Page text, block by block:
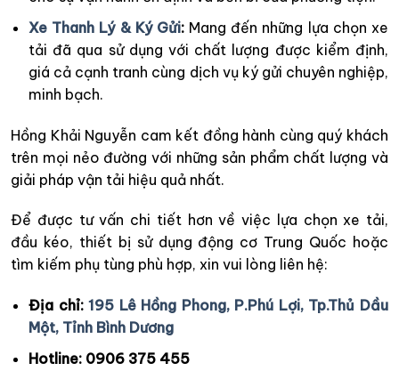
Xe Thanh Lý & Ký Gửi:Mang đến những lựa chọn xe
tải đã qua sử dụng với chất lượng được kiểm định,
giá cả cạnh tranh cùng dịch vụ ký gửi chuyên nghiệp,
minh bạch.
Hồng Khải Nguyễn cam kết đồng hành cùng quý khách
trên mọi nẻo đường với những sản phẩm chất lượng và
giải pháp vận tải hiệu quả nhất.
Để được tư vấn chi tiết hơn về việc lựa chọn xe tải,
đầu kéo, thiết bị sử dụng động cơ Trung Quốc hoặc
tìm kiếm phụ tùng phù hợp, xin vui lòng liên hệ:
Địa chỉ: 195 Lê Hồng Phong, P.Phú Lợi, Tp.Thủ Dầu
Một, Tỉnh Bình Dương
Hotline: 0906 375 455